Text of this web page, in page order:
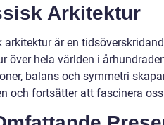
Arkitektur
arkitektur är en
över hela världen i
balans och symmetri
och fortsätter att fascinera